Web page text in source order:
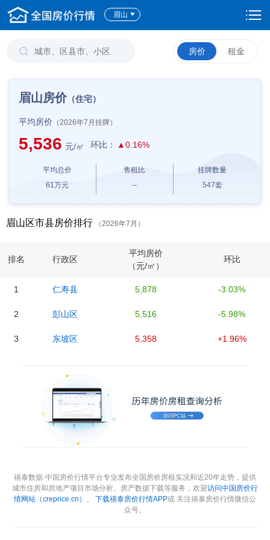
眉山
房价 租金
眉山房价（住宅）
平均房价 （2026年7月挂牌）
5,536 元/㎡ 环比： ▲0.16%
平均总价
61万元
售租比
--
挂牌数量
547套
眉山区市县房价排行 （2026年7月）
排名 行政区
平均房价
（元/㎡）
环比
1 仁寿县 5,878 -3.03%
2 彭山区 5,516 -5.98%
3 东坡区 5,358 +1.96%
禧泰数据·中国房价行情平台专业发布全国房价房租实况和近20年走势，提供
城市住房和房地产项目市场分析、房产数据下载等服务，欢迎访问中国房价行
情网站（creprice.cn） 、 下载禧泰房价行情APP或 关注禧泰房价行情微信公
众号。